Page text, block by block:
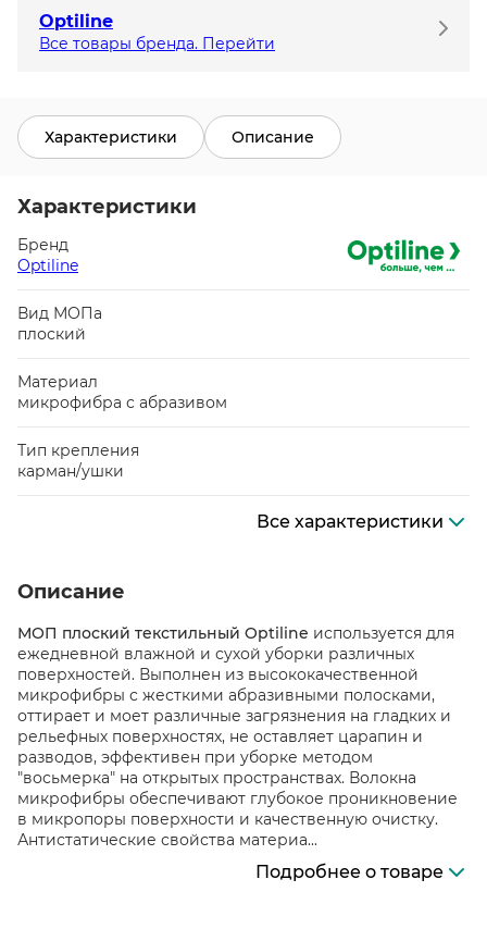
Optiline
Все товары бренда. Перейти
Характеристики Описание
Характеристики
Бренд
Optiline
Вид МОПа
плоский
Материал
микрофибра с абразивом
Тип крепления
карман/ушки
Все характеристики
Описание
МОП плоский текстильный Optiline используется для
ежедневной влажной и сухой уборки различных
поверхностей. Выполнен из высококачественной
микрофибры с жесткими абразивными полосками,
оттирает и моет различные загрязнения на гладких и
рельефных поверхностях, не оставляет царапин и
разводов, эффективен при уборке методом
"восьмерка" на открытых пространствах. Волокна
микрофибры обеспечивают глубокое проникновение
в микропоры поверхности и качественную очистку.
Антистатические свойства материа...
Подробнее о товаре